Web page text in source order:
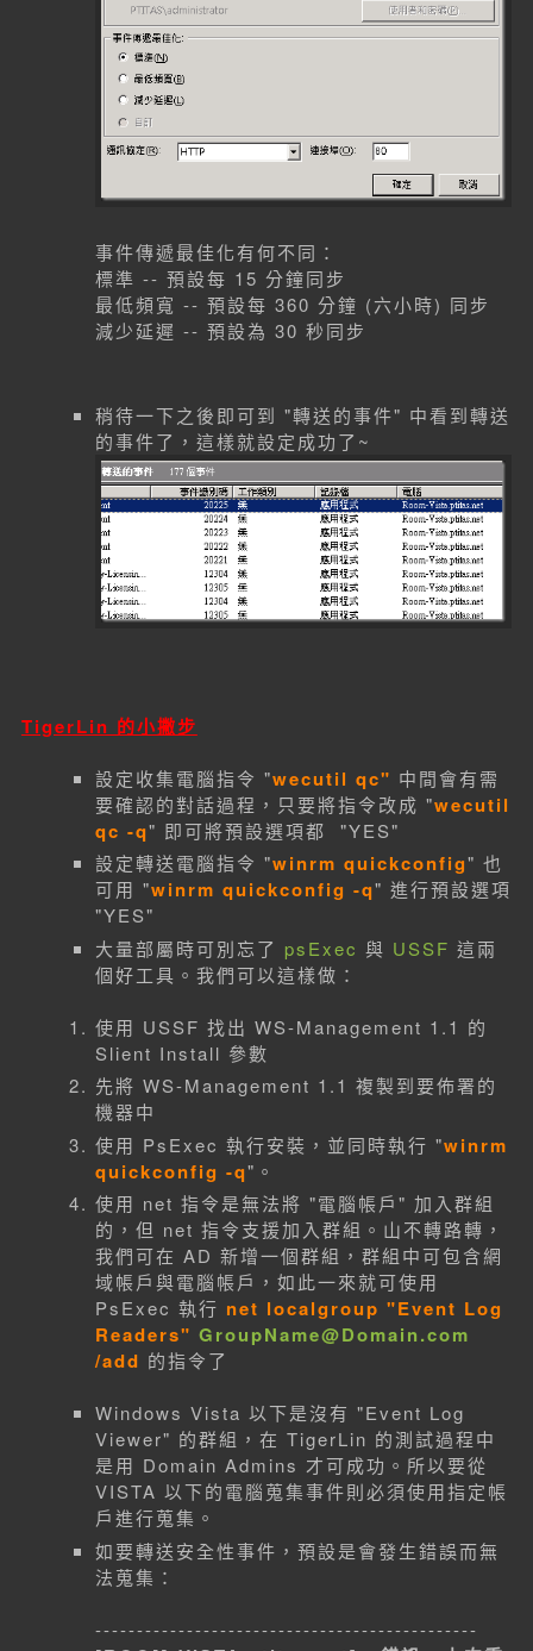
事件傳遞最佳化有何不同：
標準 -- 預設每 15 分鐘同步
最低頻寬 -- 預設每 360 分鐘 (六小時) 同步
減少延遲 -- 預設為 30 秒同步
稍待一下之後即可到 "轉送的事件" 中看到轉送
的事件了，這樣就設定成功了~
TigerLin 的小撇步
設定收集電腦指令 "wecutil qc" 中間會有需
要確認的對話過程，只要將指令改成 "wecutil
qc -q" 即可將預設選項都 "YES"
設定轉送電腦指令 "winrm quickconfig" 也
可用 "winrm quickconfig -q" 進行預設選項
"YES"
大量部屬時可別忘了 psExec 與 USSF 這兩
個好工具。我們可以這樣做：
使用 USSF 找出 WS-Management 1.1 的
Slient Install 參數
先將 WS-Management 1.1 複製到要佈署的
機器中
使用 PsExec 執行安裝，並同時執行 "winrm
quickconfig -q"。
使用 net 指令是無法將 "電腦帳戶" 加入群組
的，但 net 指令支援加入群組。山不轉路轉，
我們可在 AD 新增一個群組，群組中可包含網
域帳戶與電腦帳戶，如此一來就可使用
PsExec 執行 net localgroup "Event Log
Readers" GroupName@Domain.com
/add 的指令了
Windows Vista 以下是沒有 "Event Log
Viewer" 的群組，在 TigerLin 的測試過程中
是用 Domain Admins 才可成功。所以要從
VISTA 以下的電腦蒐集事件則必須使用指定帳
戶進行蒐集。
如要轉送安全性事件，預設是會發生錯誤而無
法蒐集：
----------------------------------------------